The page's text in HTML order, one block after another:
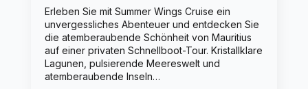
Erleben Sie mit Summer Wings Cruise ein
unvergessliches Abenteuer und entdecken Sie
die atemberaubende Schönheit von Mauritius
auf einer privaten Schnellboot-Tour. Kristallklare
Lagunen, pulsierende Meereswelt und
atemberaubende Inseln…